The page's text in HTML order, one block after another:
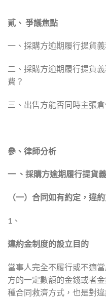
貳、 爭議焦點
一、採購方逾期履行提貨
二、採購方逾期履行提貨
費？
三、出售方能否同時主張
參、律師分析
一 、採購方逾期履行提貨
（一）合同如有約定，違
1、
違約金制度的設立目的
當事人完全不履行或不適
方的一定數額的金錢或者
種合同救濟方式，也是對